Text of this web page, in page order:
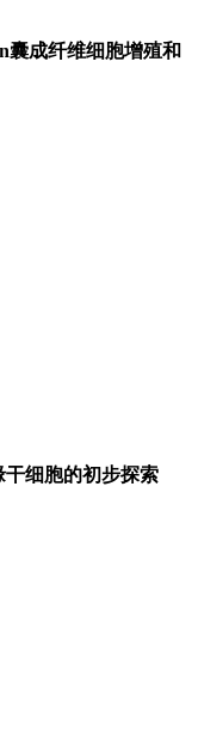
囊成纤维细胞增殖和
细胞的初步探索